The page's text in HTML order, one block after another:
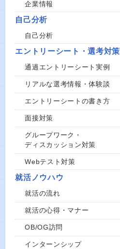
企業情報
自己分析
自己分析
エントリーシート・選考対策
通過エントリーシート実例
リアルな選考情報・体験談
エントリーシートの書き方
面接対策
グループワーク・
ディスカッション対策
Webテスト対策
就活ノウハウ
就活の流れ
就活の心得・マナー
OB/OG訪問
インターンシップ